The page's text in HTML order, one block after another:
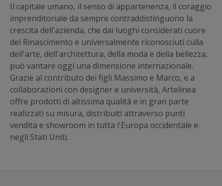
Il capitale umano, il senso di appartenenza, il coraggio
imprenditoriale da sempre contraddistinguono la
crescita dell'azienda, che dai luoghi considerati cuore
del Rinascimento e universalmente riconosciuti culla
dell'arte, dell'architettura, della moda e della bellezza,
può vantare oggi una dimensione internazionale.
Grazie al contributo dei figli Massimo e Marco, e a
collaborazioni con designer e università, Artelinea
offre prodotti di altissima qualità e in gran parte
realizzati su misura, distribuiti attraverso punti
vendita e showroom in tutta l'Europa occidentale e
negli Stati Uniti.